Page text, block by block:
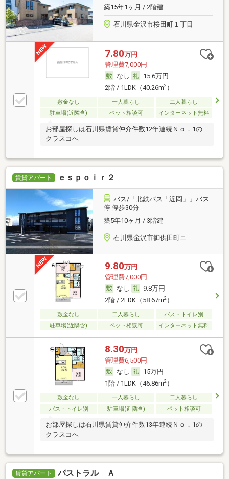
築15年1ヶ月 / 2階建
石川県金沢市桜田町１丁目
7.80万円
管理費7,000円
なし
15.6万円
2階 / 1LDK（40.26m2）
敷金なし 一人暮らし
二人暮らし
駐車場(近隣含)
ペット相談可 インターネット無料
お部屋探しは石川県賃貸仲介件数12年連続Ｎｏ．1の
クラスコへ
賃貸アパート ｅｓｐｏｉｒ２
バス/「北鉄バス「近岡」」バス
停 停歩30分
築5年10ヶ月 / 3階建
石川県金沢市御供田町ニ
9.80万円
管理費7,000円
なし
9.8万円
2階 / 2LDK（58.67m2）
敷金なし 二人暮らし
バス・トイレ別
駐車場(近隣含)
ペット相談可 インターネット無料
8.30万円
管理費6,500円
なし
15万円
1階 / 1LDK（46.86m2）
敷金なし 一人暮らし
二人暮らし
バス・トイレ別
駐車場(近隣含) ペット相談可
お部屋探しは石川県賃貸仲介件数13年連続Ｎｏ．1の
クラスコへ
賃貸アパート パストラル Ａ